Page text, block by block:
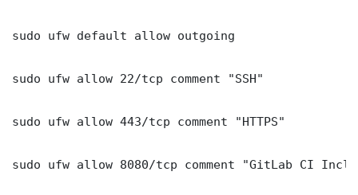
sudo ufw default allow outgoing
sudo ufw allow 22/tcp comment "SSH"
sudo ufw allow 443/tcp comment "HTTPS"
sudo ufw allow 8080/tcp comment "GitLab CI